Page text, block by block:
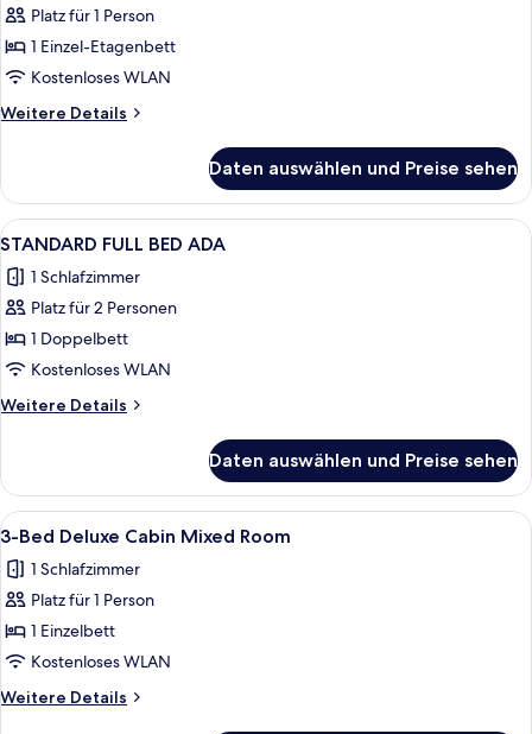
Bunk
in
4-
Dorm
anzeigen
Platz für 1 Person
1 Einzel-Etagenbett
Kostenloses WLAN
Weitere Details
Weitere
Bunk
in
4-
Dorm
(Female
Daten auswählen und Preise sehen
Alle
Fotos
für
STANDARD
FULL
BED
ADA
anzeigen
Ein Schlafzimmer mit einem Bett,
5
STANDARD FULL BED ADA
1 Schlafzimmer
Platz für 2 Personen
1 Doppelbett
Kostenloses WLAN
Weitere Details
Weitere
FULL
BED
ADA
Daten auswählen und Preise sehen
Alle
Fotos
für
3-
Bed
Deluxe
Cabin
Mixed
Ein kleines Zimmer mit einem Bett,
5
3-Bed Deluxe Cabin Mixed Room
1 Schlafzimmer
Platz für 1 Person
1 Einzelbett
Kostenloses WLAN
Weitere Details
Weitere